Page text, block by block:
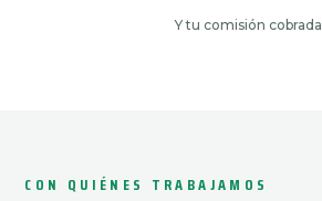
Y tu comisión cobrada
CON QUIÉNES TRABAJAMOS